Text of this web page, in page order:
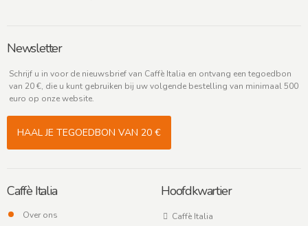
Newsletter
Schrijf u in voor de nieuwsbrief van Caffè Italia en ontvang een tegoedbon
van 20 €, die u kunt gebruiken bij uw volgende bestelling van minimaal 500
euro op onze website.
HAAL JE TEGOEDBON VAN 20 €
Caffè Italia
Over ons
Hoofdkwartier
Caffè Italia